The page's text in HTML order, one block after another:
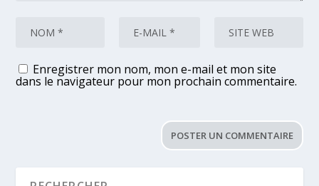
Enregistrer mon nom, mon e-mail et mon site
dans le navigateur pour mon prochain commentaire.